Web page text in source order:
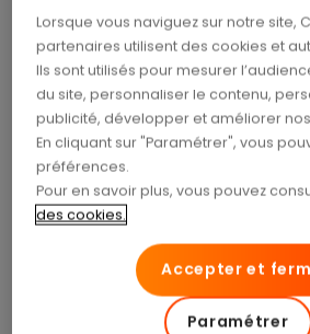
grande résistance aux chocset
comme quasiment incassables.
d’une surface également moins
sensibles aux rayures mais des
spécifiques permettent
inconvénient.
Les verres en polycarbonate
Ils font partie de la famille des
mais sont utilisés pour des cas
notamment pour des patients
activités sportives.
Lorsque vous naviguez sur notre site,
partenaires utilisent des cookies et
Ils sont utilisés pour mesurer
du site, personnaliser le contenu,
publicité, développer et améliorer
En cliquant sur "Paramétrer", vous
préférences.
Pour en savoir plus, vous pouvez
des cookies.
Accepter et
Paramétrer